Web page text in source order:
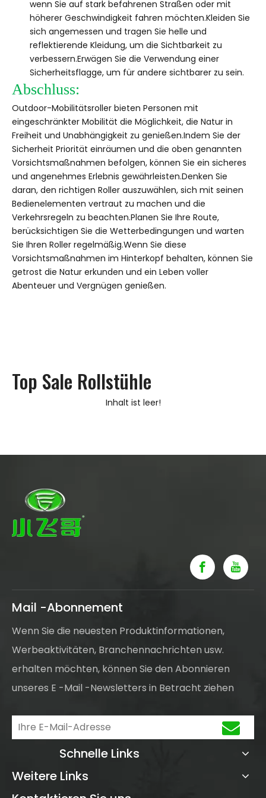
wenn Sie auf stark befahrenen Straßen oder mit
höherer Geschwindigkeit fahren möchten.Kleiden Sie
sich angemessen und tragen Sie helle und
reflektierende Kleidung, um die Sichtbarkeit zu
verbessern.Erwägen Sie die Verwendung einer
Sicherheitsflagge, um für andere sichtbarer zu sein.
Abschluss:
Outdoor-Mobilitätsroller bieten Personen mit
eingeschränkter Mobilität die Möglichkeit, die Natur in
Freiheit und Unabhängigkeit zu genießen.Indem Sie der
Sicherheit Priorität einräumen und die oben genannten
Vorsichtsmaßnahmen befolgen, können Sie ein sicheres
und angenehmes Erlebnis gewährleisten.Denken Sie
daran, den richtigen Roller auszuwählen, sich mit seinen
Bedienelementen vertraut zu machen und die
Verkehrsregeln zu beachten.Planen Sie Ihre Route,
berücksichtigen Sie die Wetterbedingungen und warten
Sie Ihren Roller regelmäßig.Wenn Sie diese
Vorsichtsmaßnahmen im Hinterkopf behalten, können Sie
getrost die Natur erkunden und ein Leben voller
Abenteuer und Vergnügen genießen.
Top Sale Rollstühle
Inhalt ist leer!
Mail -Abonnement
Wenn Sie die neuesten Produktinformationen,
Werbeaktivitäten, Branchennachrichten usw.
erhalten möchten, können Sie den Abonnieren
unseres E -Mail -Newsletters in Betracht ziehen
Schnelle Links
Weitere Links